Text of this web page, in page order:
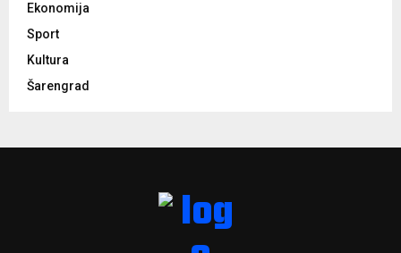
Ekonomija
Sport
Kultura
Šarengrad